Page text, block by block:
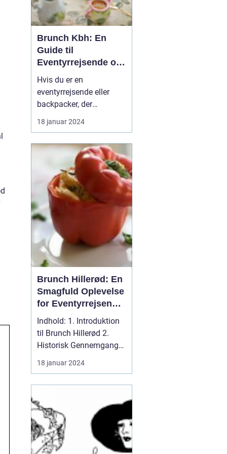
Brunch Kbh: En
Guide til
Eventyrrejsende og
Backpackere
Hvis du er en
eventyrrejsende eller
backpacker, der
planlægger at besøge
København, så er der en
absolut ikke må gå glip
af - brunch! Brunch har
vundet stor popularitet i
København og er blevet
en fast del af byens
kulinariske scene....
18 januar 2024
Brunch Hillerød: En
Smagfuld Oplevelse
for Eventyrrejsende
og Backpackere
Indhold: 1. Introduktion
til Brunch Hillerød 2.
Historisk Gennemgang
af Brunch Hillerød 3...
18 januar 2024